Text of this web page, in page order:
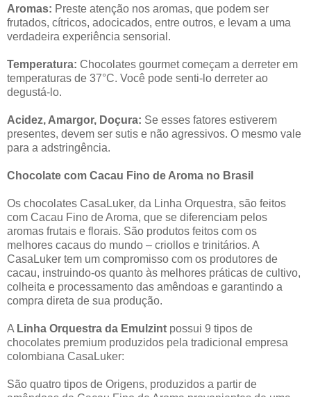
Aromas: Preste atenção nos aromas, que podem ser
frutados, cítricos, adocicados, entre outros, e levam a uma
verdadeira experiência sensorial.
Temperatura: Chocolates gourmet começam a derreter em
temperaturas de 37°C. Você pode senti-lo derreter ao
degustá-lo.
Acidez, Amargor, Doçura: Se esses fatores estiverem
presentes, devem ser sutis e não agressivos. O mesmo vale
para a adstringência.
Chocolate com Cacau Fino de Aroma no Brasil
Os chocolates CasaLuker, da Linha Orquestra, são feitos
com Cacau Fino de Aroma, que se diferenciam pelos
aromas frutais e florais. São produtos feitos com os
melhores cacaus do mundo – criollos e trinitários. A
CasaLuker tem um compromisso com os produtores de
cacau, instruindo-os quanto às melhores práticas de cultivo,
colheita e processamento das amêndoas e garantindo a
compra direta de sua produção.
A Linha Orquestra da Emulzint possui 9 tipos de
chocolates premium produzidos pela tradicional empresa
colombiana CasaLuker:
São quatro tipos de Origens, produzidos a partir de